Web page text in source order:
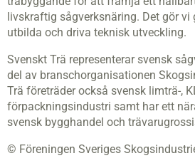
livskraftig sågverksnäring. Det gör vi
utbilda och driva teknisk utveckling.
Svenskt Trä representerar svensk
del av branschorganisationen
Trä företräder också svensk limträ-,
förpackningsindustri samt har ett
svensk bygghandel och
© Föreningen Sveriges